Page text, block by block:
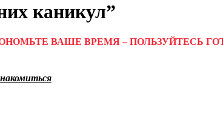
каникул”
ВАШЕ ВРЕМЯ – ПОЛЬЗУЙТЕСЬ